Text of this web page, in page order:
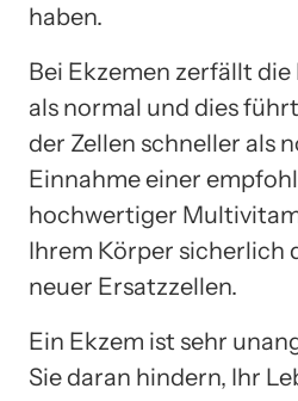
haben.
Bei Ekzemen zerfällt
als normal und dies
der Zellen schneller als
Einnahme einer
hochwertiger
Ihrem Körper sicherlich
neuer Ersatzzellen.
Ein Ekzem ist sehr
Sie daran hindern, Ihr